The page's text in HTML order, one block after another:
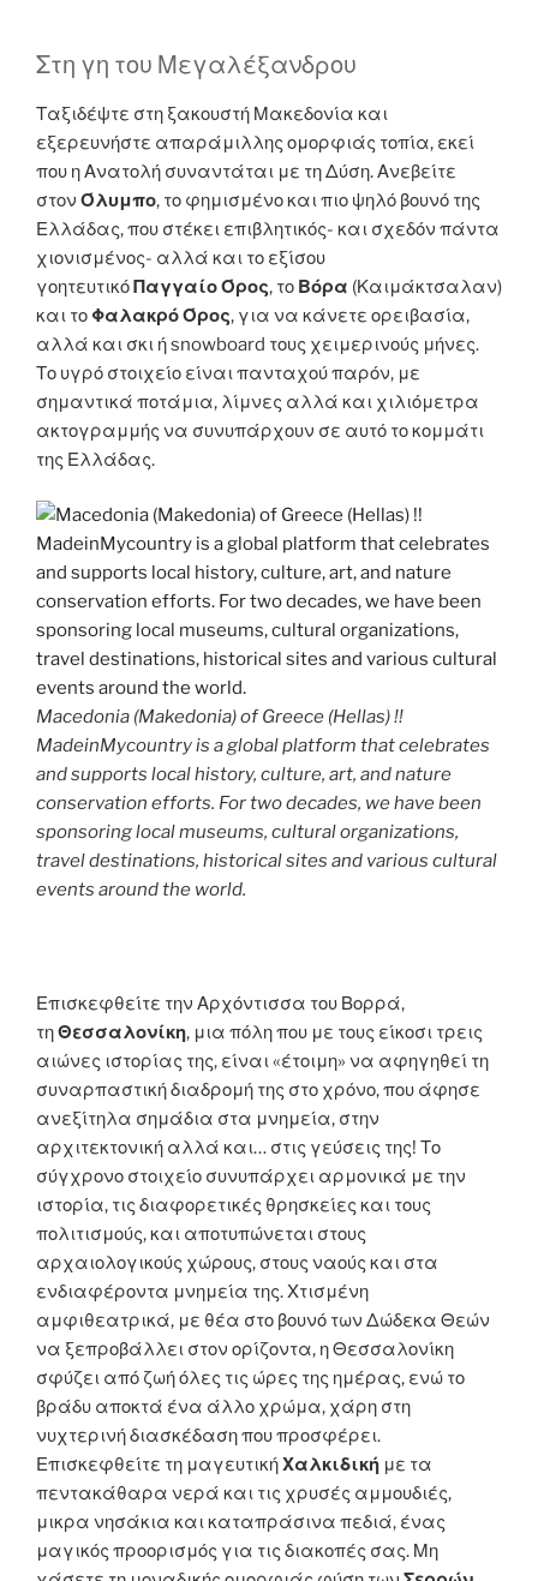
Στη γη του Μεγαλέξανδρου
Ταξιδέψτε στη ξακουστή Μακεδονία και
εξερευνήστε απαράμιλλης ομορφιάς τοπία, εκεί
που η Ανατολή συναντάται με τη Δύση. Ανεβείτε
στον Όλυμπο, το φημισμένο και πιο ψηλό βουνό της
Ελλάδας, που στέκει επιβλητικός- και σχεδόν πάντα
χιονισμένος- αλλά και το εξίσου
γοητευτικόΠαγγαίο Όρος, το Βόρα (Καιμάκτσαλαν)
και το Φαλακρό Όρος, για να κάνετε ορειβασία,
αλλά και σκι ή snowboard τους χειμερινούς μήνες.
Το υγρό στοιχείο είναι πανταχού παρόν, με
σημαντικά ποτάμια, λίμνες αλλά και χιλιόμετρα
ακτογραμμής να συνυπάρχουν σε αυτό το κομμάτι
της Ελλάδας.
Macedonia (Makedonia) of Greece (Hellas) !!
MadeinMycountry is a global platform that celebrates
and supports local history, culture, art, and nature
conservation efforts. For two decades, we have been
sponsoring local museums, cultural organizations,
travel destinations, historical sites and various cultural
events around the world.
Επισκεφθείτε την Αρχόντισσα του Βορρά,
τηΘεσσαλονίκη, μια πόλη που με τους είκοσι τρεις
αιώνες ιστορίας της, είναι «έτοιμη» να αφηγηθεί τη
συναρπαστική διαδρομή της στο χρόνο, που άφησε
ανεξίτηλα σημάδια στα μνημεία, στην
αρχιτεκτονική αλλά και… στις γεύσεις της! Το
σύγχρονο στοιχείο συνυπάρχει αρμονικά με την
ιστορία, τις διαφορετικές θρησκείες και τους
πολιτισμούς, και αποτυπώνεται στους
αρχαιολογικούς χώρους, στους ναούς και στα
ενδιαφέροντα μνημεία της. Χτισμένη
αμφιθεατρικά, με θέα στο βουνό των Δώδεκα Θεών
να ξεπροβάλλει στον ορίζοντα, η Θεσσαλονίκη
σφύζει από ζωή όλες τις ώρες της ημέρας, ενώ το
βράδυ αποκτά ένα άλλο χρώμα, χάρη στη
νυχτερινή διασκέδαση που προσφέρει.
Επισκεφθείτε τη μαγευτικήΧαλκιδική με τα
πεντακάθαρα νερά και τις χρυσές αμμουδιές,
μικρα νησάκια και καταπράσινα πεδιά, ένας
μαγικός προορισμός για τις διακοπές σας. Μη